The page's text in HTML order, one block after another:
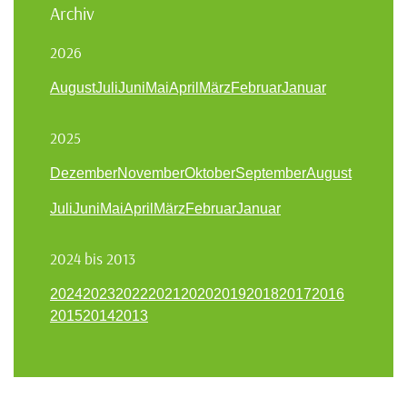
Archiv
2026
AugustJuliJuniMaiApril MärzFebruarJanuar
2025
DezemberNovemberOktoberSeptemberAugust
JuliJuniMaiApril MärzFebruarJanuar
2024 bis 2013
202420232022202120202019201820172016
201520142013